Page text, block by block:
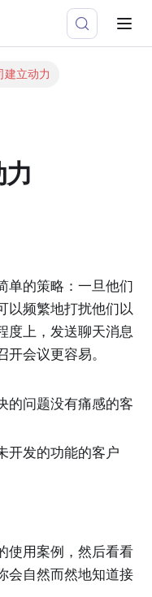
建立动力
单的策略：一旦他们
以频繁地打扰他们以
度上，发送聊天消息
开会议更容易。
的问题没有痛感的客
开发的功能的客户
使用案例，然后看看
会自然而然地知道接